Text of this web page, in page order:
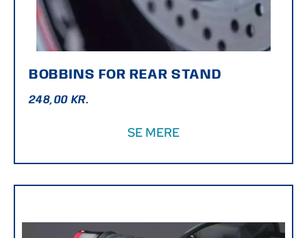
BOBBINS FOR REAR STAND
248,00 KR.
SE MERE